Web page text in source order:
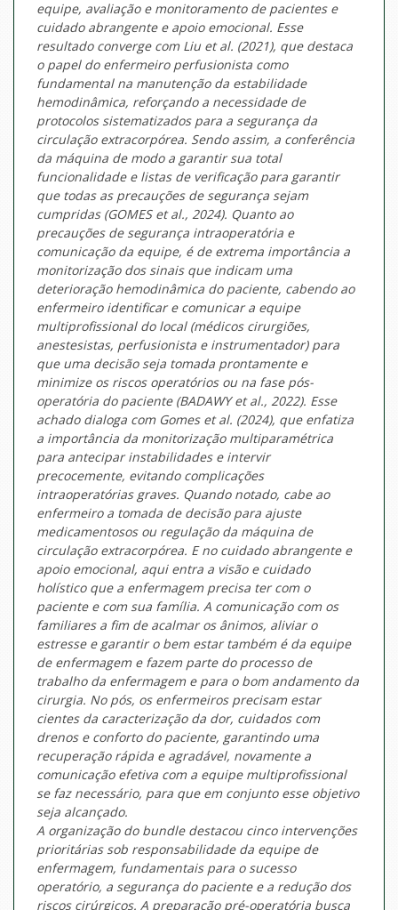
equipe, avaliação e monitoramento de pacientes e
cuidado abrangente e apoio emocional. Esse
resultado converge com Liu et al. (2021), que destaca
o papel do enfermeiro perfusionista como
fundamental na manutenção da estabilidade
hemodinâmica, reforçando a necessidade de
protocolos sistematizados para a segurança da
circulação extracorpórea. Sendo assim, a conferência
da máquina de modo a garantir sua total
funcionalidade e listas de verificação para garantir
que todas as precauções de segurança sejam
cumpridas (GOMES et al., 2024). Quanto ao
precauções de segurança intraoperatória e
comunicação da equipe, é de extrema importância a
monitorização dos sinais que indicam uma
deterioração hemodinâmica do paciente, cabendo ao
enfermeiro identificar e comunicar a equipe
multiprofissional do local (médicos cirurgiões,
anestesistas, perfusionista e instrumentador) para
que uma decisão seja tomada prontamente e
minimize os riscos operatórios ou na fase pós-
operatória do paciente (BADAWY et al., 2022). Esse
achado dialoga com Gomes et al. (2024), que enfatiza
a importância da monitorização multiparamétrica
para antecipar instabilidades e intervir
precocemente, evitando complicações
intraoperatórias graves. Quando notado, cabe ao
enfermeiro a tomada de decisão para ajuste
medicamentosos ou regulação da máquina de
circulação extracorpórea. E no cuidado abrangente e
apoio emocional, aqui entra a visão e cuidado
holístico que a enfermagem precisa ter com o
paciente e com sua família. A comunicação com os
familiares a fim de acalmar os ânimos, aliviar o
estresse e garantir o bem estar também é da equipe
de enfermagem e fazem parte do processo de
trabalho da enfermagem e para o bom andamento da
cirurgia. No pós, os enfermeiros precisam estar
cientes da caracterização da dor, cuidados com
drenos e conforto do paciente, garantindo uma
recuperação rápida e agradável, novamente a
comunicação efetiva com a equipe multiprofissional
se faz necessário, para que em conjunto esse objetivo
seja alcançado.
A organização do bundle destacou cinco intervenções
prioritárias sob responsabilidade da equipe de
enfermagem, fundamentais para o sucesso
operatório, a segurança do paciente e a redução dos
riscos cirúrgicos. A preparação pré-operatória busca